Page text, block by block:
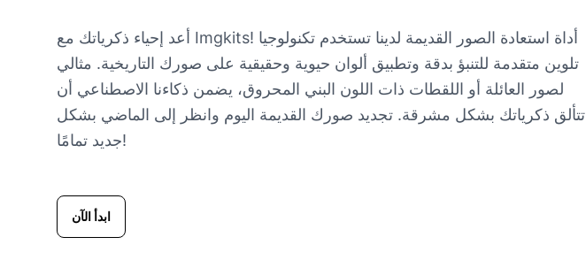
أعد إحياء ذكرياتك مع Imgkits! أداة استعادة الصور القديمة لدينا تستخدم تكنولوجيا
تلوين متقدمة للتنبؤ بدقة وتطبيق ألوان حيوية وحقيقية على صورك التاريخية. مثالي
لصور العائلة أو اللقطات ذات اللون البني المحروق، يضمن ذكاءنا الاصطناعي أن
تتألق ذكرياتك بشكل مشرقة. تجديد صورك القديمة اليوم وانظر إلى الماضي بشكل
جديد تمامًا!
ابدأ الآن